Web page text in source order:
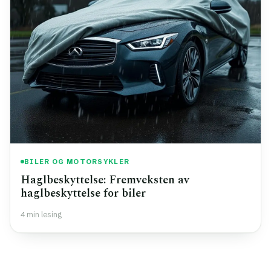
BILER OG MOTORSYKLER
Haglbeskyttelse: Fremveksten av
haglbeskyttelse for biler
4 min lesing